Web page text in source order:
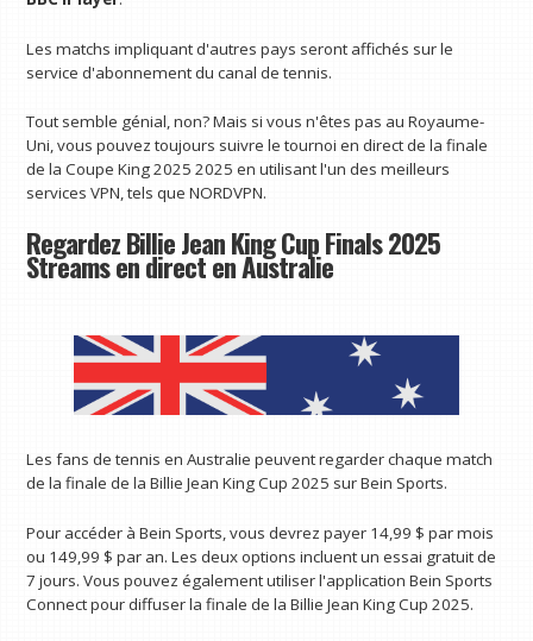
Les matchs impliquant d'autres pays seront affichés sur le
service d'abonnement du canal de tennis.
Tout semble génial, non? Mais si vous n'êtes pas au Royaume-
Uni, vous pouvez toujours suivre le tournoi en direct de la finale
de la Coupe King 2025 2025 en utilisant l'un des meilleurs
services VPN, tels que NORDVPN.
Regardez Billie Jean King Cup Finals 2025
Streams en direct en Australie
Les fans de tennis en Australie peuvent regarder chaque match
de la finale de la Billie Jean King Cup 2025 sur Bein Sports.
Pour accéder à Bein Sports, vous devrez payer 14,99 $ par mois
ou 149,99 $ par an. Les deux options incluent un essai gratuit de
7 jours. Vous pouvez également utiliser l'application Bein Sports
Connect pour diffuser la finale de la Billie Jean King Cup 2025.